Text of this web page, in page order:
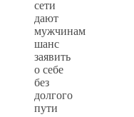
сети
дают
мужчинам
шанс
заявить
о себе
без
долгого
пути